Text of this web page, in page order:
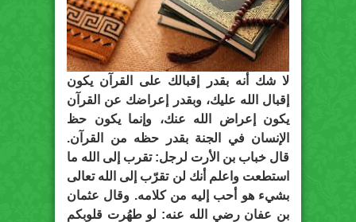
لا شك أنه بقدر إقبالك على القرآن يكون
إقبال الله عليك، وبقدر إعراضك عن القرآن
يكون إعراض الله عنك، وإنما يكون حظ
الإنسان في الجنة بقدر حظه من القرآن.
قال خباب بن الأرت لرجل: تقرب إلى الله ما
استطعت واعلم أنك لن تقرّب إلى الله تعالى
بشيء هو أحب إليه من كلامه. وقال عثمان
بن عفان رضي الله عنه: لو طهُرت قلوبكم